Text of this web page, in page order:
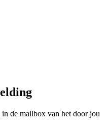
in de mailbox van het door jou